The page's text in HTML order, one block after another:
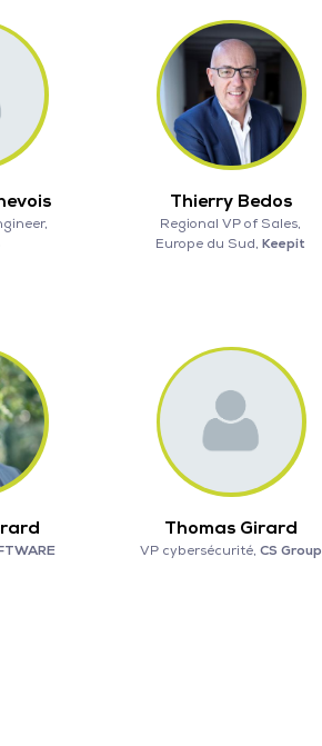
Thierry Bedos
Regional VP of Sales,
Europe du Sud,Keepit
Thomas Girard
VP cybersécurité, CS Group